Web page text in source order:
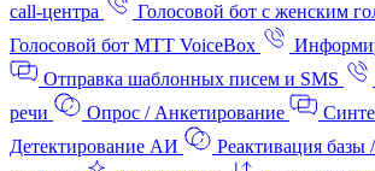
call-центра
Голосовой бот с женским
Голосовой бот МТТ VoiceBox
Отправка шаблонных писем и SMS
речи
Опрос / Анкетирование
Детектирование АИ
Реактивация базы